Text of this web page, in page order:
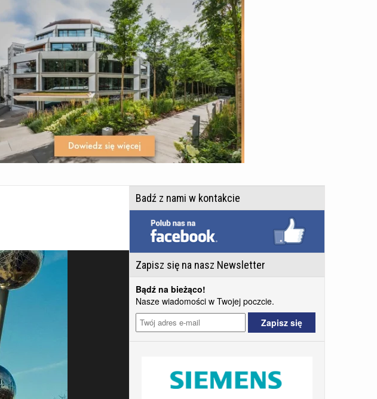
Badź z nami w kontakcie
Zapisz się na nasz Newsletter
Bądź na bieżąco!
Nasze wiadomości w Twojej poczcie.